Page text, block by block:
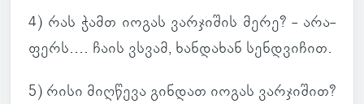
4) რას ჭამთ იოგას ვარ­ჯი­შის მერე? - არა­
ფერს.... ჩაის ვსვამ, ხან­და­ხან სენდვი­ჩით.
5) რისი მიღ­წევა გინ­დათ იოგას ვარ­ჯი­შით?